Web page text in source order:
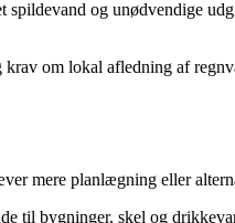
og unødvendige
om lokal afledning af
mere planlægning eller
til bygninger, skel og